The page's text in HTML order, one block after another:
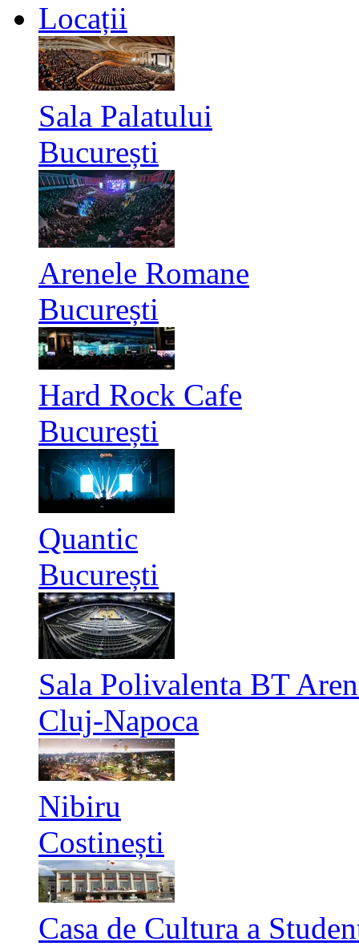
Locații
Sala Palatului
București
Arenele Romane
București
Hard Rock Cafe
București
Quantic
București
Sala Polivalenta BT
Cluj-Napoca
Nibiru
Costinești
Casa de Cultura a